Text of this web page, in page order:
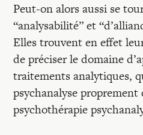
Peut-on alors aussi se
“analysabilité” et
Elles trouvent en effet
de préciser le domaine
traitements analytiques,
psychanalyse proprement
psychothérapie